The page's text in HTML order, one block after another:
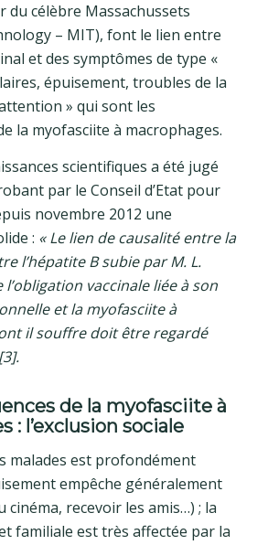
du célèbre Massachussets
– MIT), font le lien entre
et des symptômes de type «
épuisement, troubles de la
» qui sont les
la myofasciite à macrophages.
scientifiques a été jugé
par le Conseil d’Etat pour
novembre 2012 une
: « Le lien de causalité entre la
l’hépatite B subie par M. L.
vaccinale liée à son
et la myofasciite à
il souffre doit être regardé
de la myofasciite à
: l’exclusion sociale
malades est profondément
empêche généralement
cinéma, recevoir les amis…) ; la
familiale est très affectée par la